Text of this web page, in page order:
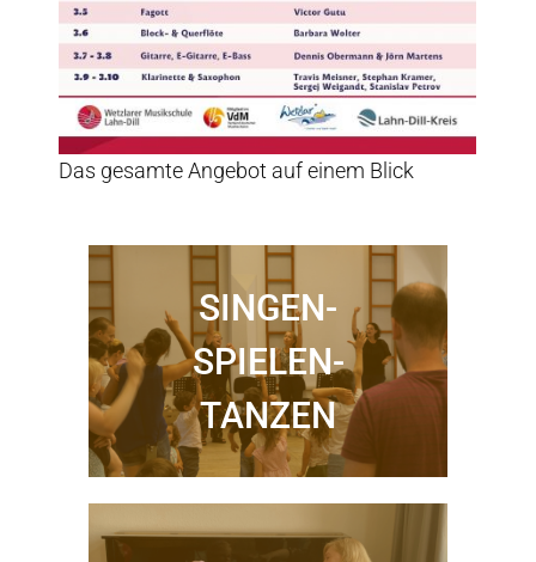
Das gesamte Angebot auf einem Blick
SINGEN-
SPIELEN-
TANZEN